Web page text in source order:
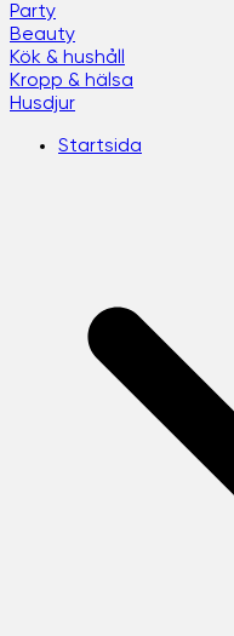
Party
Beauty
Kök & hushåll
Kropp & hälsa
Husdjur
Startsida